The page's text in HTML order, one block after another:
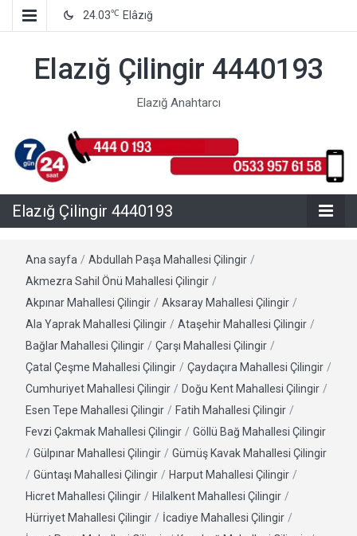
24.03℃ Elâzığ
Elazığ Çilingir 4440193
Elazığ Anahtarcı
Elazığ Çilingir 4440193
Ana sayfa / Abdullah Paşa Mahallesi Çilingir /
Akmezra Sahil Önü Mahallesi Çilingir /
Akpınar Mahallesi Çilingir / Aksaray Mahallesi Çilingir /
Ala Yaprak Mahallesi Çilingir / Ataşehir Mahallesi Çilingir /
Bağlar Mahallesi Çilingir / Çarşı Mahallesi Çilingir /
Çatal Çeşme Mahallesi Çilingir / Çaydaçıra Mahallesi Çilingir /
Cumhuriyet Mahallesi Çilingir / Doğu Kent Mahallesi Çilingir /
Esen Tepe Mahallesi Çilingir / Fatih Mahallesi Çilingir /
Fevzi Çakmak Mahallesi Çilingir / Göllü Bağ Mahallesi Çilingir
/ Gülpınar Mahallesi Çilingir / Gümüş Kavak Mahallesi Çilingir
/ Güntaşı Mahallesi Çilingir / Harput Mahallesi Çilingir /
Hicret Mahallesi Çilingir / Hilalkent Mahallesi Çilingir /
Hürriyet Mahallesi Çilingir / İcadiye Mahallesi Çilingir /